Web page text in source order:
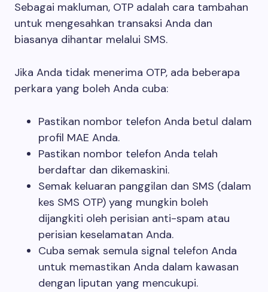
Sebagai makluman, OTP adalah cara tambahan
untuk mengesahkan transaksi Anda dan
biasanya dihantar melalui SMS.
Jika Anda tidak menerima OTP, ada beberapa
perkara yang boleh Anda cuba:
Pastikan nombor telefon Anda betul dalam
profil MAE Anda.
Pastikan nombor telefon Anda telah
berdaftar dan dikemaskini.
Semak keluaran panggilan dan SMS (dalam
kes SMS OTP) yang mungkin boleh
dijangkiti oleh perisian anti-spam atau
perisian keselamatan Anda.
Cuba semak semula signal telefon Anda
untuk memastikan Anda dalam kawasan
dengan liputan yang mencukupi.